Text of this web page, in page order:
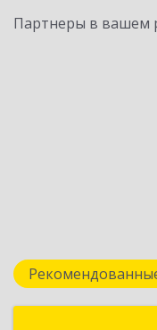
Партнеры в вашем